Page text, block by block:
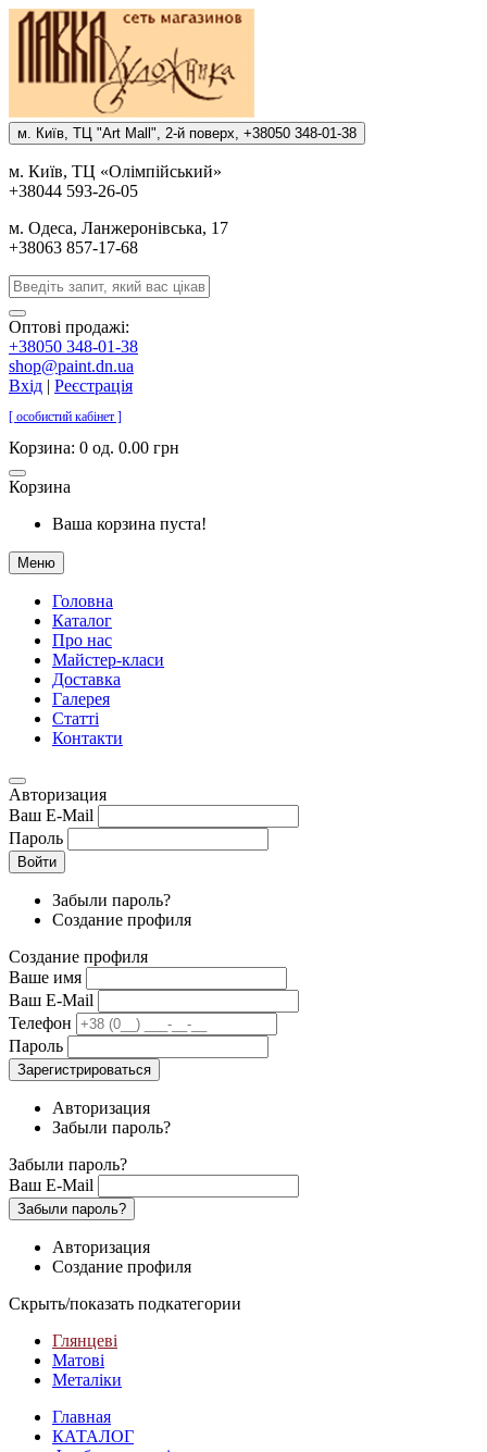
м. Киïв, ТЦ "Art Mall", 2-й поверх, +38050 348-01-38
м. Киïв, ТЦ «Олiмпiйський»
+38044 593-26-05
м. Одеса, Ланжеронiвська, 17
+38063 857-17-68
Оптові продажі:
+38050 348-01-38
shop@paint.dn.ua
Вхід | Реєстрація
[ особистий кабінет ]
Корзина: 0 од. 0.00 грн
Корзина
Ваша корзина пуста!
Меню
Головна
Каталог
Про нас
Майстер-класи
Доставка
Галерея
Статтi
Контакти
Авторизация
Ваш E-Mail
Пароль
Войти
Забыли пароль?
Создание профиля
Создание профиля
Ваше имя
Ваш E-Mail
Телефон
Пароль
Зарегистрироваться
Авторизация
Забыли пароль?
Забыли пароль?
Ваш E-Mail
Забыли пароль?
Авторизация
Создание профиля
Скрыть/показать подкатегории
Глянцеві
Матові
Металіки
Главная
КАТАЛОГ